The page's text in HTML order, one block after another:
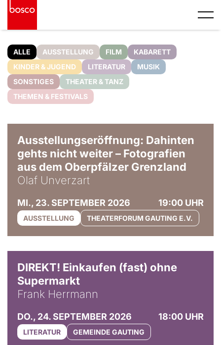
ALLE AUSSTELLUNG FILM
KABARETT
KINDER & JUGEND
LITERATUR
MUSIK
SONSTIGES
THEATER & TANZ
THEMEN & FESTIVALS
Ausstellungseröffnung: Dahinten
gehts nicht weiter – Fotografien
aus dem Oberpfälzer Grenzland
Olaf Unverzart
MI., 23. SEPTEMBER 2026 19:00 UHR
AUSSTELLUNG THEATERFORUM GAUTING E.V.
DIREKT! Einkaufen (fast) ohne
Supermarkt
Frank Herrmann
DO., 24. SEPTEMBER 2026 18:00 UHR
LITERATUR GEMEINDE GAUTING